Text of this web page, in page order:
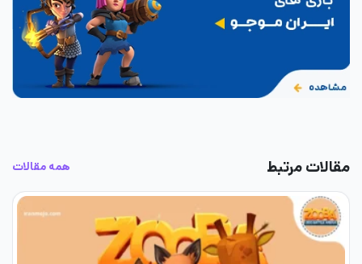
مقالات مرتبط همه مقالات